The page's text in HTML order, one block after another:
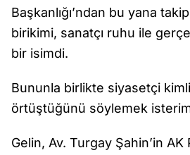
Başkanlığı’ndan bu yana
birikimi, sanatçı ruhu ile
bir isimdi.
Bununla birlikte siyasetçi
örtüştüğünü söylemek
Gelin, Av. Turgay Şahin’in AK